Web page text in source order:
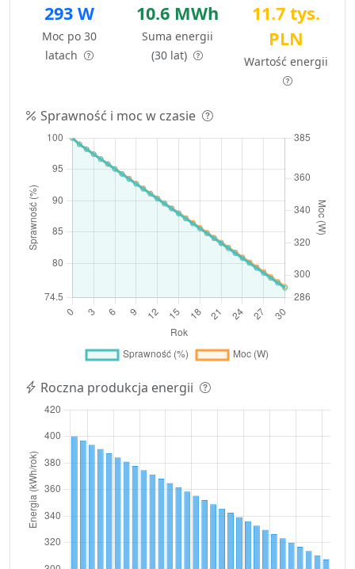
293 W
Moc po 30
latach
10.6 MWh
Suma energii
(30 lat)
11.7 tys.
PLN
Wartość energii
Sprawność i moc w czasie
Roczna produkcja energii